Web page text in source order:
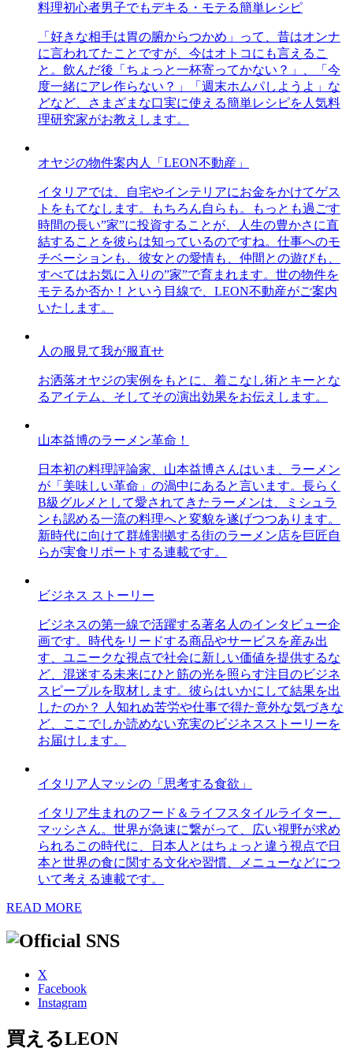
料理初心者男子でもデキる・モテる簡単レシピ
「好きな相手は胃の腑からつかめ」って、昔はオンナ
に言われてたことですが、今はオトコにも言えるこ
と。飲んだ後「ちょっと一杯寄ってかない？」、「今
度一緒にアレ作らない？」「週末ホムパしようよ」な
どなど、さまざまな口実に使える簡単レシピを人気料
理研究家がお教えします。
オヤジの物件案内人「LEON不動産」
イタリアでは、自宅やインテリアにお金をかけてゲス
トをもてなします。もちろん自らも。もっとも過ごす
時間の長い”家”に投資することが、人生の豊かさに直
結することを彼らは知っているのですね。仕事へのモ
チベーションも、彼女との愛情も、仲間との遊びも、
すべてはお気に入りの”家”で育まれます。世の物件を
モテるか否か！という目線で、LEON不動産がご案内
いたします。
人の服見て我が服直せ
お洒落オヤジの実例をもとに、着こなし術とキーとな
るアイテム、そしてその演出効果をお伝えします。
山本益博のラーメン革命！
日本初の料理評論家、山本益博さんはいま、ラーメン
が「美味しい革命」の渦中にあると言います。長らく
B級グルメとして愛されてきたラーメンは、ミシュラ
ンも認める一流の料理へと変貌を遂げつつあります。
新時代に向けて群雄割拠する街のラーメン店を巨匠自
らが実食リポートする連載です。
ビジネス ストーリー
ビジネスの第一線で活躍する著名人のインタビュー企
画です。時代をリードする商品やサービスを産み出
す、ユニークな視点で社会に新しい価値を提供するな
ど、混迷する未来にひと筋の光を照らす注目のビジネ
スピープルを取材します。彼らはいかにして結果を出
したのか？ 人知れぬ苦労や仕事で得た意外な気づきな
ど、ここでしか読めない充実のビジネスストーリーを
お届けします。
イタリア人マッシの「思考する食欲」
イタリア生まれのフード＆ライフスタイルライター、
マッシさん。世界が急速に繋がって、広い視野が求め
られるこの時代に、日本人とはちょっと違う視点で日
本と世界の食に関する文化や習慣、メニューなどにつ
いて考える連載です。
READ MORE
X
Facebook
Instagram
買えるLEON